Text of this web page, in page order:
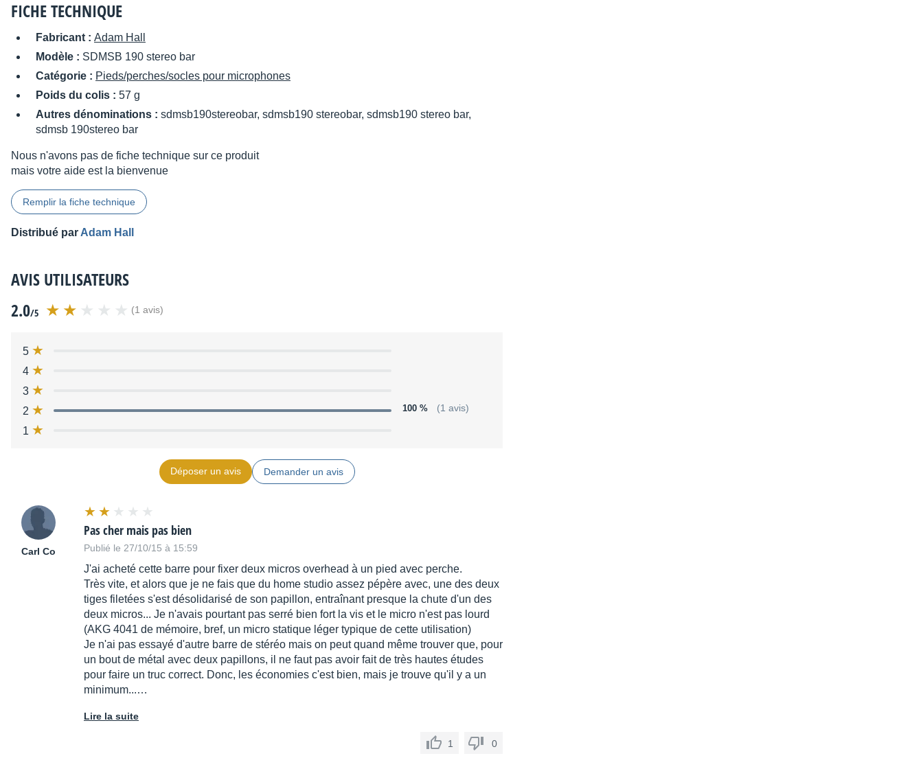
FICHE TECHNIQUE
Fabricant : Adam Hall
Modèle : SDMSB 190 stereo bar
Catégorie : Pieds/perches/socles pour microphones
Poids du colis : 57 g
Autres dénominations : sdmsb190stereobar, sdmsb190 stereobar, sdmsb190 stereo bar,
sdmsb 190stereo bar
Nous n'avons pas de fiche technique sur ce produit
mais votre aide est la bienvenue
Remplir la fiche technique
Distribué par Adam Hall
AVIS UTILISATEURS
2.0/5 (1 avis)
5
4
3
2
100 % (1 avis)
1
Déposer un avis Demander un avis
Carl Co
Pas cher mais pas bien
Publié le 27/10/15 à 15:59
J'ai acheté cette barre pour fixer deux micros overhead à un pied avec perche.
Très vite, et alors que je ne fais que du home studio assez pépère avec, une des deux
tiges filetées s'est désolidarisé de son papillon, entraînant presque la chute d'un des
deux micros... Je n'avais pourtant pas serré bien fort la vis et le micro n'est pas lourd
(AKG 4041 de mémoire, bref, un micro statique léger typique de cette utilisation)
Je n'ai pas essayé d'autre barre de stéréo mais on peut quand même trouver que, pour
un bout de métal avec deux papillons, il ne faut pas avoir fait de très hautes études
pour faire un truc correct. Donc, les économies c'est bien, mais je trouve qu'il y a un
minimum...…
Lire la suite
1 0